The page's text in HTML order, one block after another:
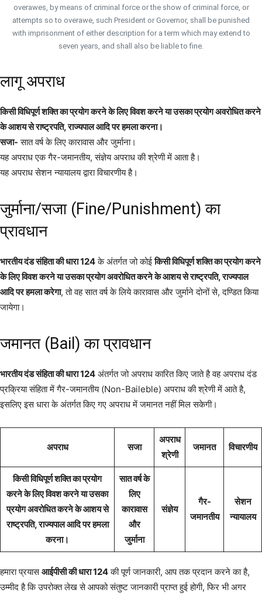
overawes, by means of criminal force or the show of criminal force, or
attempts so to overawe, such President or Governor, shall be punished
with imprisonment of either description for a term which may extend to
seven years, and shall also be liable to fine.
लागू अपराध
किसी विधिपूर्ण शक्ति का प्रयोग करने के लिए विवश करने या उसका प्रयोग अवरोधित करने
के आशय से राष्ट्रपति, राज्यपाल आदि पर हमला करना।
सजा- सात वर्ष के लिए कारावास और जुर्माना।
यह अपराध एक गैर-जमानतीय, संज्ञेय अपराध की श्रेणी में आता है।
यह अपराध सेशन न्यायालय द्वारा विचारणीय है।
जुर्माना/सजा (Fine/Punishment) का
प्रावधान
भारतीय दंड संहिता की धारा 124के अंतर्गत जो कोईकिसी विधिपूर्ण शक्ति का प्रयोग करने
के लिए विवश करने या उसका प्रयोग अवरोधित करने के आशय से राष्ट्रपति, राज्यपाल
आदि पर हमला करेगा, तो वह सात वर्ष के लिये कारावास और जुर्माने दोनों से, दण्डित किया
जायेगा।
जमानत (Bail) का प्रावधान
भारतीय दंड संहिता की धारा 124 अंतर्गत जो अपराध कारित किए जाते है वह अपराध दंड
प्रक्रिया संहिता में गैर-जमानतीय (Non-Baileble) अपराध की श्रेणी में आते है,
इसलिए इस धारा के अंतर्गत किए गए अपराध में जमानत नहीं मिल सकेगी।
अपराध सजा
अपराध
श्रेणी
जमानत विचारणीय
किसी विधिपूर्ण शक्ति का प्रयोग
करने के लिए विवश करने या उसका
प्रयोग अवरोधित करने के आशय से
राष्ट्रपति, राज्यपाल आदि पर हमला
करना।
सात वर्ष के
लिए
कारावास
और
जुर्माना
संज्ञेय
गैर-
जमानतीय
सेशन
न्यायालय
हमारा प्रयासआईपीसी की धारा 124की पूर्ण जानकारी, आप तक प्रदान करने का है,
उम्मीद है कि उपरोक्त लेख से आपको संतुष्ट जानकारी प्राप्त हुई होगी, फिर भी अगर